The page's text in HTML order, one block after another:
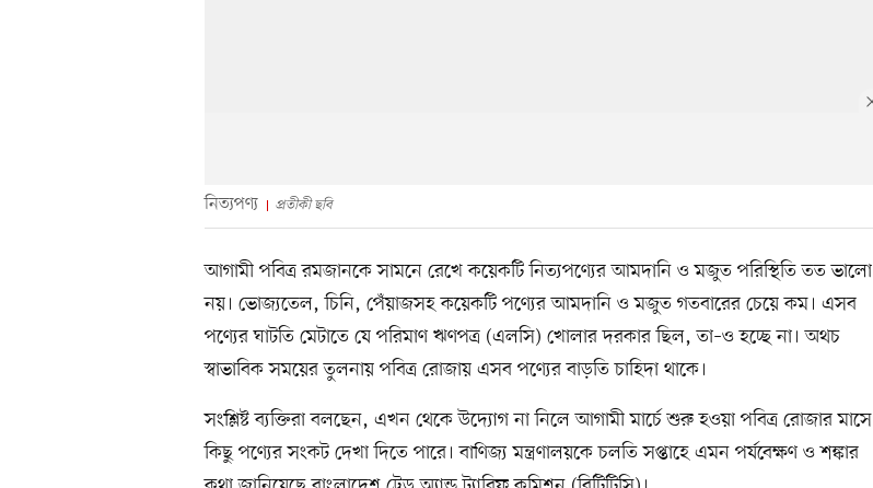
নিত্যপণ্য প্রতীকী ছবি
আগামী পবিত্র রমজানকে সামনে রেখে কয়েকটি নিত্যপণ্যের আমদানি ও মজুত পরিস্থিতি তত ভালো
নয়। ভোজ্যতেল, চিনি, পেঁয়াজসহ কয়েকটি পণ্যের আমদানি ও মজুত গতবারের চেয়ে কম। এসব
পণ্যের ঘাটতি মেটাতে যে পরিমাণ ঋণপত্র (এলসি) খোলার দরকার ছিল, তা–ও হচ্ছে না। অথচ
স্বাভাবিক সময়ের তুলনায় পবিত্র রোজায় এসব পণ্যের বাড়তি চাহিদা থাকে।
সংশ্লিষ্ট ব্যক্তিরা বলছেন, এখন থেকে উদ্যোগ না নিলে আগামী মার্চে শুরু হওয়া পবিত্র রোজার মাসে
কিছু পণ্যের সংকট দেখা দিতে পারে। বাণিজ্য মন্ত্রণালয়কে চলতি সপ্তাহে এমন পর্যবেক্ষণ ও শঙ্কার